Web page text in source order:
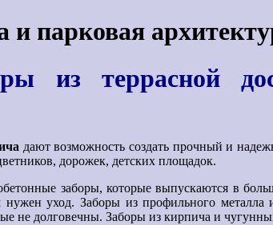
и парковая
из террасной
дают возможность создать прочный и
дорожек, детских площадок.
заборы, которые выпускаются в
нужен уход. Заборы из профильного
не долговечны. Заборы из кирпича и